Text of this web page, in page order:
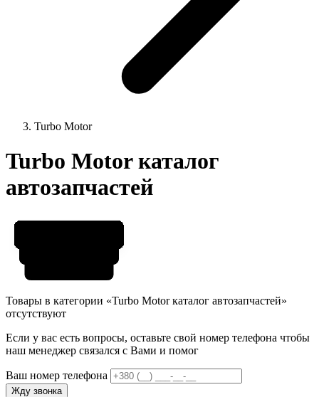
Turbo Motor
Turbo Motor каталог
автозапчастей
Товары в категории «Turbo Motor каталог автозапчастей»
отсутствуют
Если у вас есть вопросы, оставьте свой номер телефона чтобы
наш менеджер связался с Вами и помог
Ваш номер телефона
Жду звонка